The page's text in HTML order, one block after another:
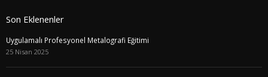
Son Eklenenler
Uygulamalı Profesyonel Metalografi Eğitimi
25 Nisan 2025